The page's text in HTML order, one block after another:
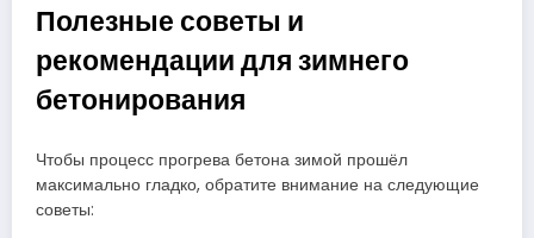
Полезные советы и
рекомендации для зимнего
бетонирования
Чтобы процесс прогрева бетона зимой прошёл
максимально гладко, обратите внимание на следующие
советы: